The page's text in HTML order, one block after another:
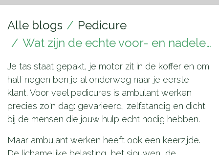
Alle blogs
Pedicure
Wat zijn de echte voor- en nadelen van ambulante voetverzorging?
Je tas staat gepakt, je motor zit in de koffer en om
half negen ben je al onderweg naar je eerste
klant. Voor veel pedicures is ambulant werken
precies zo'n dag: gevarieerd, zelfstandig en dicht
bij de mensen die jouw hulp echt nodig hebben.
Maar ambulant werken heeft ook een keerzijde.